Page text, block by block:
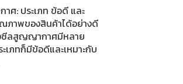
ศ: ประเภท ข้อดี และ
ภาพของสินค้าได้อย่างดี
งซีลสูญญากาศมีหลาย
เภทก็มีข้อดีและเหมาะกับ